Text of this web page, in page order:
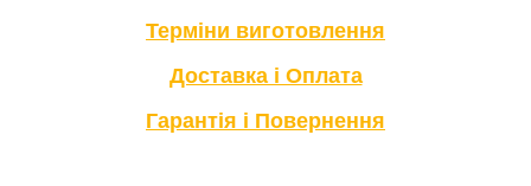
Терміни виготовлення
Доставка і Оплата
Гарантія і Повернення